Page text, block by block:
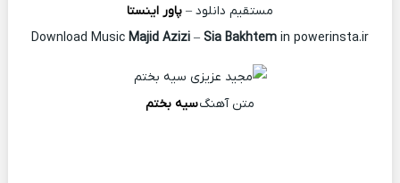
مستقیم دانلود – پاور اینستا
Download Music
Majid Azizi– Sia Bakhtem in powerinsta.ir
متن آهنگسیه بختم